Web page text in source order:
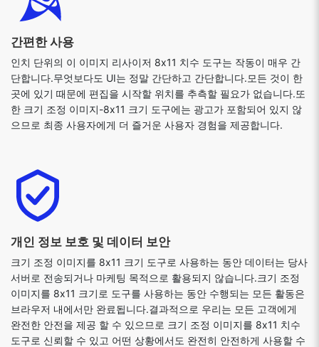
간편한 사용
인치 단위의 이 이미지 리사이저 8x11 치수 도구는 작동이 매우 간
단합니다.무엇보다도 UI는 정말 간단하고 간단합니다.모든 것이 한
곳에 있기 때문에 편집을 시작할 위치를 추측할 필요가 없습니다.또
한 크기 조정 이미지-8x11 크기 도구에는 광고가 포함되어 있지 않
으므로 최종 사용자에게 더 즐거운 사용자 경험을 제공합니다.
개인 정보 보호 및 데이터 보안
크기 조정 이미지를 8x11 크기 도구로 사용하는 동안 데이터는 당사
서버로 전송되거나 마케팅 목적으로 활용되지 않습니다.크기 조정
이미지를 8x11 크기로 도구를 사용하는 동안 수행되는 모든 활동은
브라우저 내에서만 완료됩니다.결과적으로 우리는 모든 고객에게
완전한 안전을 제공 할 수 있으므로 크기 조정 이미지를 8x11 치수
도구로 신뢰할 수 있고 어떤 상황에서도 완전히 안전하게 사용할 수